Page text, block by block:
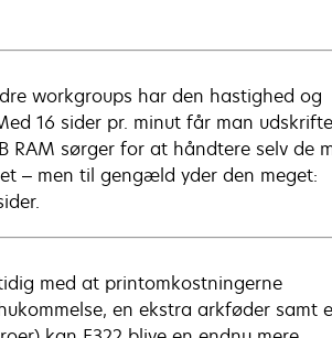
workgroups har den hastighed og
16 sider pr. minut får man
sørger for at håndtere selv de
– men til gengæld yder den meget:
med at printomkostningerne
en ekstra arkføder samt